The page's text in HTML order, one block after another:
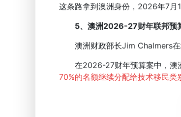
这条路拿到澳洲身份，2026年7月
5、澳洲2026-27财年联邦预
澳洲财政部长Jim Chalmers在
在2026-27财年预算案中，澳
70%的名额继续分配给技术移民类